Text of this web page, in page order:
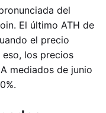
del
El último ATH de
el precio
los precios
mediados de junio